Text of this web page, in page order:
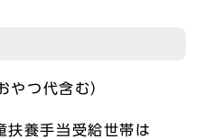
つ代含む）
養手当受給世帯は